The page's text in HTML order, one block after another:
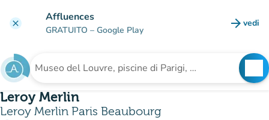
clear Affluences
GRATUITO – Google Play arrow_forward vedi
Cerca una struttura
Leroy Merlin
Leroy Merlin Paris Beaubourg